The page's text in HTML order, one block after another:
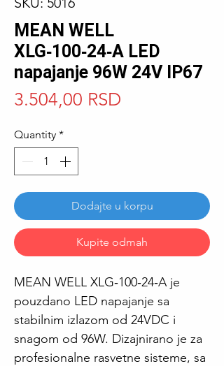
MEAN WELL
XLG‑100‑24‑A LED
napajanje 96W 24V IP67
3.504,00 RSD
Quantity *
Dodajte u korpu
Kupite odmah
MEAN WELL XLG‑100‑24‑A je
pouzdano LED napajanje sa
stabilnim izlazom od 24VDC i
snagom od 96W. Dizajnirano je za
profesionalne rasvetne sisteme, sa